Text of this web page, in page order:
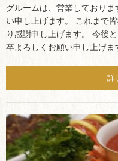
グルームは、営業しており
い申し上げます。 これまで
り感謝申し上げます。 今後
卒よろしくお願い申し上げま
詳